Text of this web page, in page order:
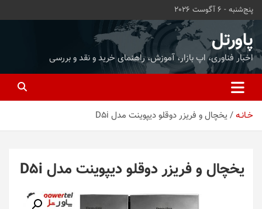
محتوا
بروید
پنج‌شنبه - 6 آگوست 2026
پاورتل
اخبار فناوری، اپ بازار، آموزش، راهنمای خرید و نقد و بررسی
خـانـه یخچال و فریزر دوقلو دیپوینت مدل D5i
یخچال و فریزر دوقلو دیپوینت مدل D5i